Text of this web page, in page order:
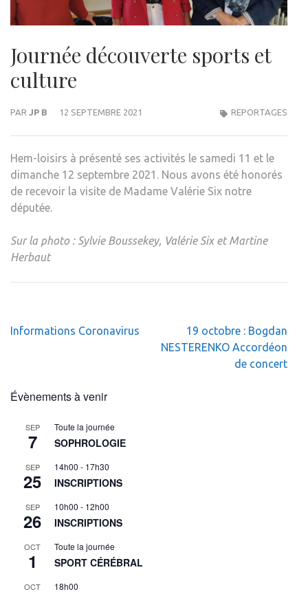
Journée découverte sports et
culture
PAR JP B 12 SEPTEMBRE 2021 REPORTAGES
Hem-loisirs à présenté ses activités le samedi 11 et le
dimanche 12 septembre 2021. Nous avons été honorés
de recevoir la visite de Madame Valérie Six notre
députée.
Sur la photo : Sylvie Boussekey, Valérie Six et Martine
Herbaut
Navigation
Informations Coronavirus
19 octobre : Bogdan
NESTERENKO Accordéon
de concert
Évènements à venir
SEP
7
Toute la journée
SOPHROLOGIE
SEP
25
14h00 - 17h30
INSCRIPTIONS
SEP
26
10h00 - 12h00
INSCRIPTIONS
OCT
1
Toute la journée
SPORT CÉRÉBRAL
OCT 18h00